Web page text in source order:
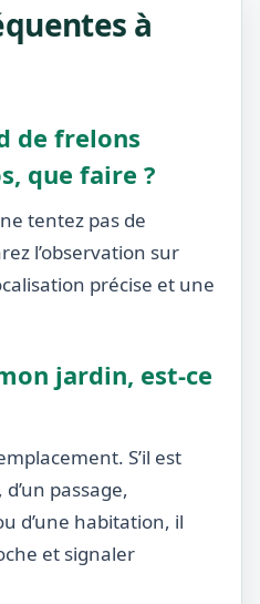
à
de frelons
que faire ?
tentez pas de
l’observation sur
précise et une
jardin, est-ce
S’il est
passage,
d’une habitation, il
et signaler